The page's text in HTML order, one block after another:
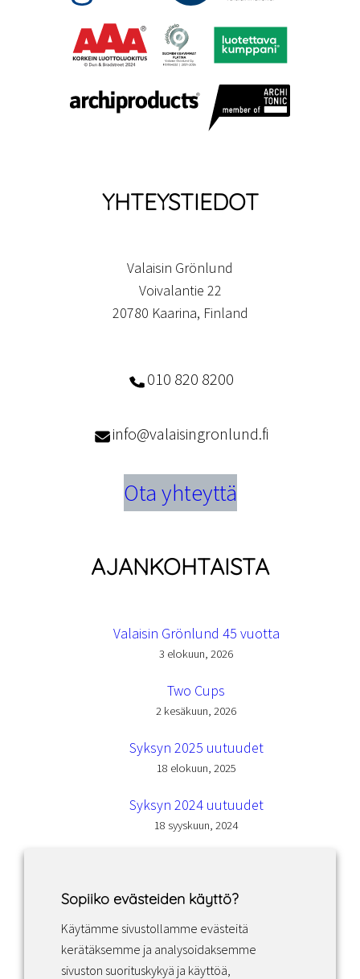
YHTEYSTIEDOT
Valaisin Grönlund
Voivalantie 22
20780 Kaarina, Finland
010 820 8200
info@valaisingronlund.fi
Ota yhteyttä
AJANKOHTAISTA
Valaisin Grönlund 45 vuotta
3 elokuun, 2026
Two Cups
2 kesäkuun, 2026
Syksyn 2025 uutuudet
18 elokuun, 2025
Syksyn 2024 uutuudet
18 syyskuun, 2024
Facebook Instagram LinkedIn
Sopiiko evästeiden käyttö?
Käytämme sivustollamme evästeitä
kerätäksemme ja analysoidaksemme
sivuston suorituskykyä ja käyttöä,